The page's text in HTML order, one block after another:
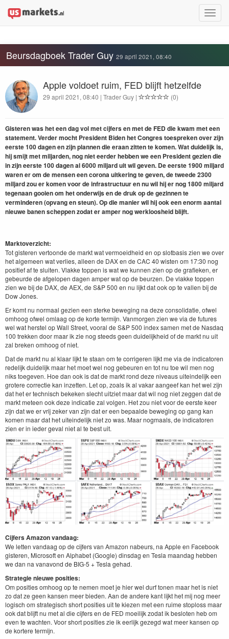
Toggle
Beursdagboek Trader Guy 29 april 2021, 08:40
Apple voldoet ruim, FED blijft hetzelfde
29 april 2021, 08:40 | Trader Guy | (0)
Gisteren was het een dag vol met cijfers en met de FED die kwam met een
statement. Verder mocht President Biden het Congres toespreken over zijn
eerste 100 dagen en zijn plannen die eraan zitten te komen. Wat duidelijk is,
hij smijt met miljarden, nog niet eerder hebben we een President gezien die
in zijn eerste 100 dagen al 6000 miljard uit wil geven. De eerste 1900 miljard
waren er om de mensen een corona uitkering te geven, de tweede 2300
miljard zou er komen voor de infrastructuur en nu wil hij er nog 1800 miljard
tegenaan gooien om het onderwijs en de druk op de gezinnen te
verminderen (opvang en steun). Op die manier wil hij ook een enorm aantal
nieuwe banen scheppen zodat er amper nog werkloosheid blijft.
Marktoverzicht:
Tot gisteren vertoonde de markt wat vermoeidheid en op slotbasis zien we over
het algemeen wat verlies, alleen de DAX en de CAC 40 wisten om 17:30 nog
positief af te sluiten. Vlakke toppen is wat we kunnen zien op de grafieken, er
gebeurde de afgelopen dagen amper wat op de beurzen. De vlakke toppen
zien we bij de DAX, de AEX, de S&P 500 en nu lijkt dat ook op te vallen bij de
Dow Jones.
Er komt nu normaal gezien een sterke beweging na deze consolidatie, ofwel
omhoog ofwel omlaag op de korte termijn. Vanmorgen zien we via de futures
wel wat herstel op Wall Street, vooral de S&P 500 index samen met de Nasdaq
100 trekken door maar ik zie nog steeds geen duidelijkheid of de markt nu uit
zal breken omhoog of niet.
Dat de markt nu al klaar lijkt te staan om te corrigeren lijkt me via de indicatoren
redelijk duidelijk maar het moet wel nog gebeuren en tot nu toe wil men nog
niks toegeven. Hoe dan ook is dat de markt rond deze niveaus uiteindelijk een
grotere correctie kan inzetten. Let op, zoals ik al vakar aangeef kan het wel zijn
dat het er technisch bekeken slecht uitziet maar dat wil nog niet zeggen dat de
markt meteen ook deze indicatie zal volgen. Het zou niet voor de eerste keer
zijn dat we er vrij zeker van zijn dat er een bepaalde beweging op gang kan
komen maar dat het uiteindelijk niet zo was. Maar nogmaals, de indicatoren
zien er in ieder geval niet al te best uit.
Cijfers Amazon vandaag:
We letten vandaag op de cijfers van Amazon nabeurs, na Apple en Facebook
gisteren, Microsoft en Alphabet (Google) dinsdag en Tesla maandag hebben
we dan na vanavond de BIG-5 + Tesla gehad.
Strategie nieuwe posities:
Om posities omhoog op te nemen moet je hier wel durf tonen maar het is niet
zo dat ze geen kansen meer bieden. Aan de andere kant lijkt het mij nog meer
logisch om strategisch short posities uit te kiezen met een ruime stoploss maar
ook dat blijft nu met al die cijfers en de FED moeilijk zodat ik besloten heb om
even te wachten. Voor short posities zie ik eerlijk gezegd wat meer kansen op
de kortere termijn.